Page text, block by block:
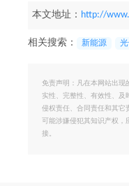
本文地址： http://
相关搜索： 新能源
免责声明：凡在本网站出现
实性、完整性、有效性、
侵权责任、合同责任和其它
可能涉嫌侵犯其知识产权
接。